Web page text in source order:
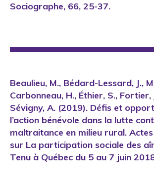
Sociographe, 66, 25-37.
Beaulieu, M., Bédard-Lessard, J.,
Carbonneau, H., Éthier, S., Fortier,
Sévigny, A. (2019). Défis et
l’action bénévole dans la lutte
maltraitance en milieu rural.
sur La participation sociale des
Tenu à Québec du 5 au 7 juin